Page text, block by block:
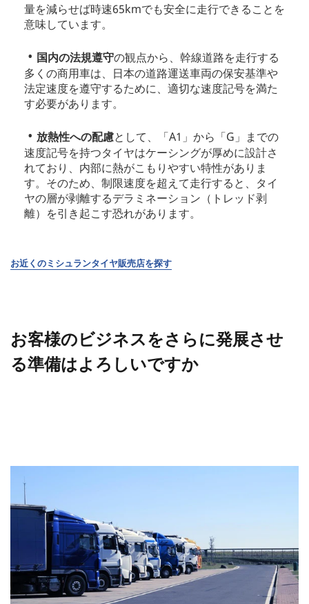
量を減らせば時速65kmでも安全に走行できることを
意味しています。
国内の法規遵守の観点から、幹線道路を走行する
多くの商用車は、日本の道路運送車両の保安基準や
法定速度を遵守するために、適切な速度記号を満た
す必要があります。
放熱性への配慮として、「A1」から「G」までの
速度記号を持つタイヤはケーシングが厚めに設計さ
れており、内部に熱がこもりやすい特性がありま
す。そのため、制限速度を超えて走行すると、タイ
ヤの層が剥離するデラミネーション（トレッド剥
離）を引き起こす恐れがあります。
お近くのミシュランタイヤ販売店を探す
お客様のビジネスをさらに発展させ
る準備はよろしいですか